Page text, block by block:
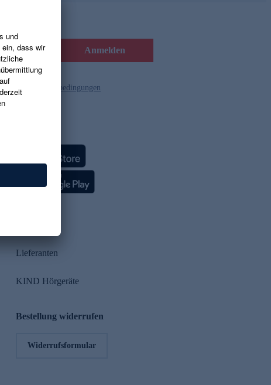
Anmelden
und die Gutscheinbedingungen
Lieferanten
KIND Hörgeräte
Bestellung widerrufen
Widerrufsformular